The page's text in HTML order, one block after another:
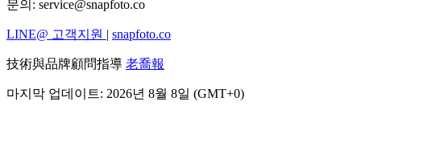
문의: service@snapfoto.co
LINE@ 고객지원 | snapfoto.co
技術與品牌顧問指導 老喬報
마지막 업데이트: 2026년 8월 8일 (GMT+0)